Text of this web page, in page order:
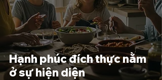
Hạnh phúc đích thực nằm
ở sự hiện diện